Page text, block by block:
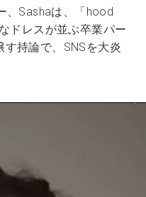
、Sashaは、「hood
レスが並ぶ卒業パー
持論で、SNSを大炎